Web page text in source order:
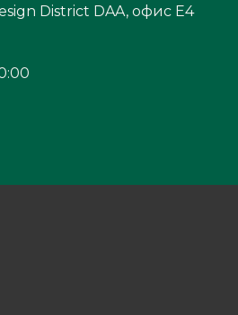
District DAA, офис Е4